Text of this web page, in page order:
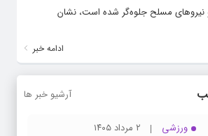
نیروهای مسلح جلوه‌گر شده است، نشان
ادامه خبر
آرشیو خبر ها
ورزشی
۲ مرداد ۱۴۰۵